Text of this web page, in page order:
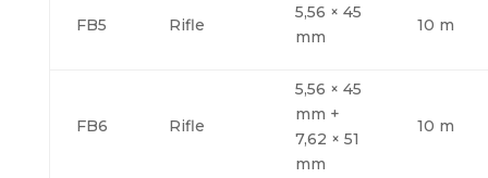
FB5 Rifle
5,56 × 45
mm
10 m
FB6 Rifle
5,56 × 45
mm +
7,62 × 51
mm
10 m